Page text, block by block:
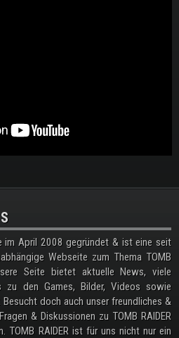
im April 2008 gegründet & ist eine seit
Webseite zum Thema TOMB
Seite bietet aktuelle News, viele
zu den Games, Bilder, Videos sowie
doch auch unser freundliches &
& Diskussionen zu TOMB RAIDER
TOMB RAIDER ist für uns nicht nur ein